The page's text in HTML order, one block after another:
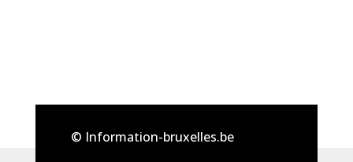
© Information-bruxelles.be